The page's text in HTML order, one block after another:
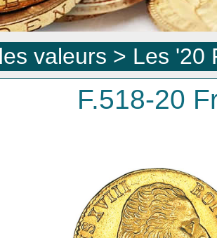
valeurs > Les '20
F.518-20